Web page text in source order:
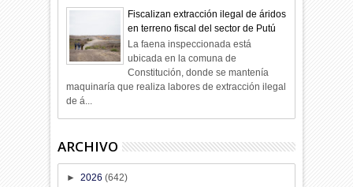
Fiscalizan extracción ilegal de áridos
en terreno fiscal del sector de Putú
La faena inspeccionada está
ubicada en la comuna de
Constitución, donde se mantenía
maquinaría que realiza labores de extracción ilegal
de á...
ARCHIVO
►2026(642)